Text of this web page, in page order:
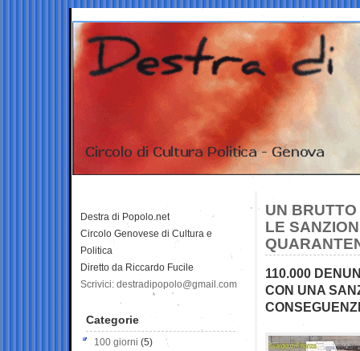
UN
LE
110.000
CON UNA
Destra di Popolo.net
Circolo Genovese di Cultura e
Politica
Diretto da Riccardo Fucile
Scrivici: destradipopolo@gmail.com
Categorie
100 giorni (5)